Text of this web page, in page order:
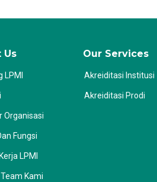
Us
LPMI
Organisasi
Fungsi
LPMI
Kami
Our Services
Akreiditasi Institusi
Akreiditasi Prodi